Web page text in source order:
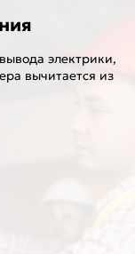
электрики,
вычитается из